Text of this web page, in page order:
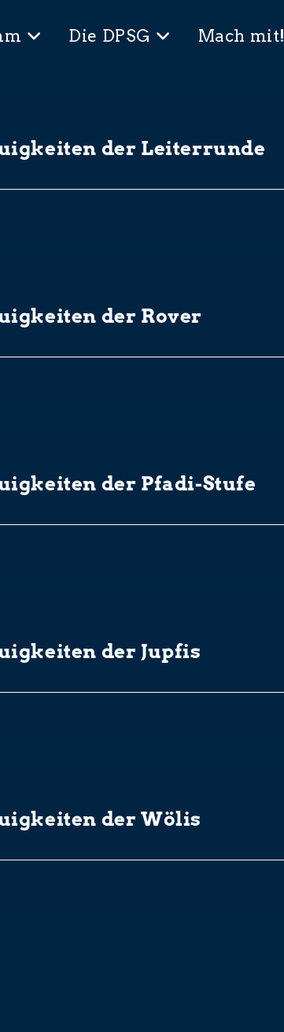
Die DPSG Mach mit!
der Leiterrunde
der Rover
der Pfadi-Stufe
der Jupfis
der Wölis